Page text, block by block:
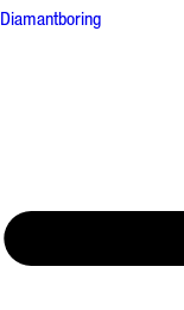
Diamantboring